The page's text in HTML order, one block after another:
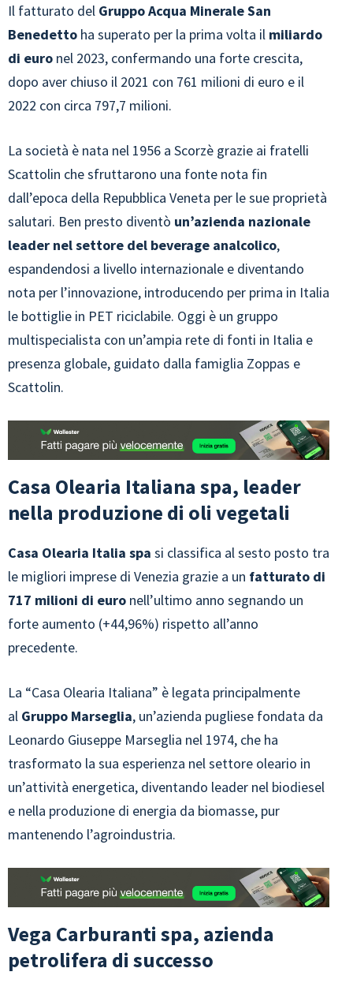
Il fatturato del Gruppo Acqua Minerale San
Benedetto ha superato per la prima volta il miliardo
di euro nel 2023, confermando una forte crescita,
dopo aver chiuso il 2021 con 761 milioni di euro e il
2022 con circa 797,7 milioni.
La società è nata nel 1956 a Scorzè grazie ai fratelli
Scattolin che sfruttarono una fonte nota fin
dall’epoca della Repubblica Veneta per le sue proprietà
salutari. Ben presto diventò un’azienda nazionale
leader nel settore del beverage analcolico,
espandendosi a livello internazionale e diventando
nota per l’innovazione, introducendo per prima in Italia
le bottiglie in PET riciclabile. Oggi è un gruppo
multispecialista con un’ampia rete di fonti in Italia e
presenza globale, guidato dalla famiglia Zoppas e
Scattolin.
Casa Olearia Italiana spa, leader
nella produzione di oli vegetali
Casa Olearia Italia spa si classifica al sesto posto tra
le migliori imprese di Venezia grazie a un fatturato di
717 milioni di euro nell’ultimo anno segnando un
forte aumento (+44,96%) rispetto all’anno
precedente.
La “Casa Olearia Italiana” è legata principalmente
al Gruppo Marseglia, un’azienda pugliese fondata da
Leonardo Giuseppe Marseglia nel 1974, che ha
trasformato la sua esperienza nel settore oleario in
un’attività energetica, diventando leader nel biodiesel
e nella produzione di energia da biomasse, pur
mantenendo l’agroindustria.
Vega Carburanti spa, azienda
petrolifera di successo